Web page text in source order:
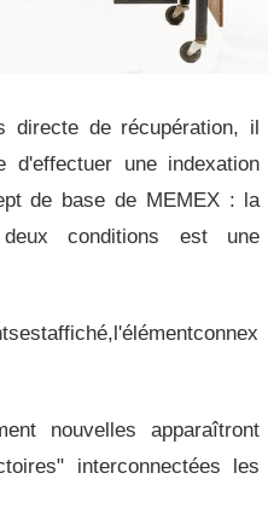
directe de récupération, il
d'effectuer une indexation
de base de MEMEX : la
conditions est une
nouvelles apparaîtront
interconnectées les